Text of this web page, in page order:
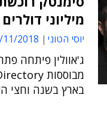
מיליוני דולרים
יוסי הטוני 2018 15:55
ג'אוולין פיתחה
בארץ בשנה וחצי